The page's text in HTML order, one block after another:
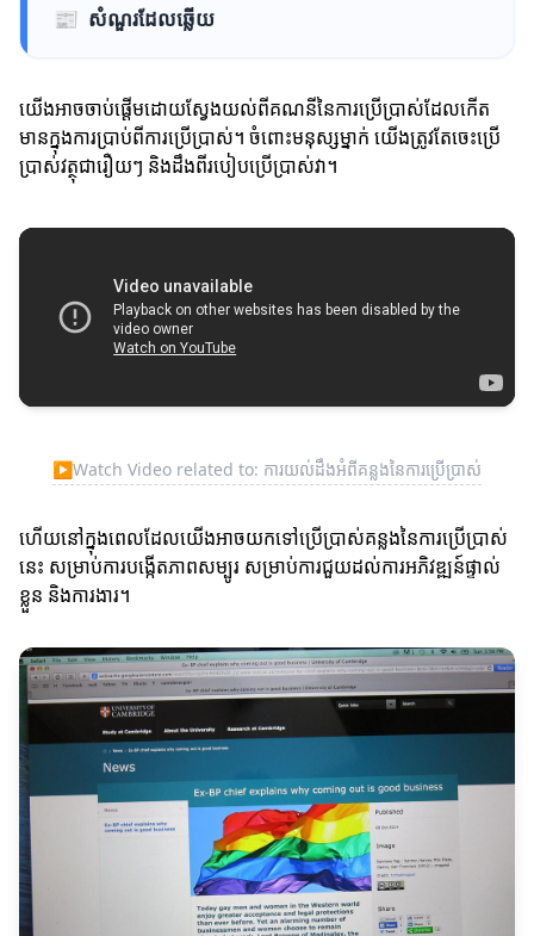
📰 សំណួរដែលឆ្លើយ
យើងអាចចាប់ផ្តើមដោយស្វែងយល់ពីគណនីនៃការប្រើប្រាស់ដែលកើត
មានក្នុងការប្រាប់ពីការប្រើប្រាស់។ ចំពោះមនុស្សម្នាក់ យើងត្រូវតែចេះប្រើ
ប្រាស់វត្ថុជារឿយៗ និងដឹងពីរបៀបប្រើប្រាស់វា។
▶Watch Video related to: ការយល់ដឹងអំពីគន្លងនៃការប្រើប្រាស់
ហើយនៅក្នុងពេលដែលយើងអាចយកទៅប្រើប្រាស់គន្លងនៃការប្រើប្រាស់
នេះ សម្រាប់ការបង្កើតភាពសម្បូរ សម្រាប់ការជួយដល់ការអភិវឌ្ឍន៍ផ្ទាល់
ខ្លួន និងការងារ។